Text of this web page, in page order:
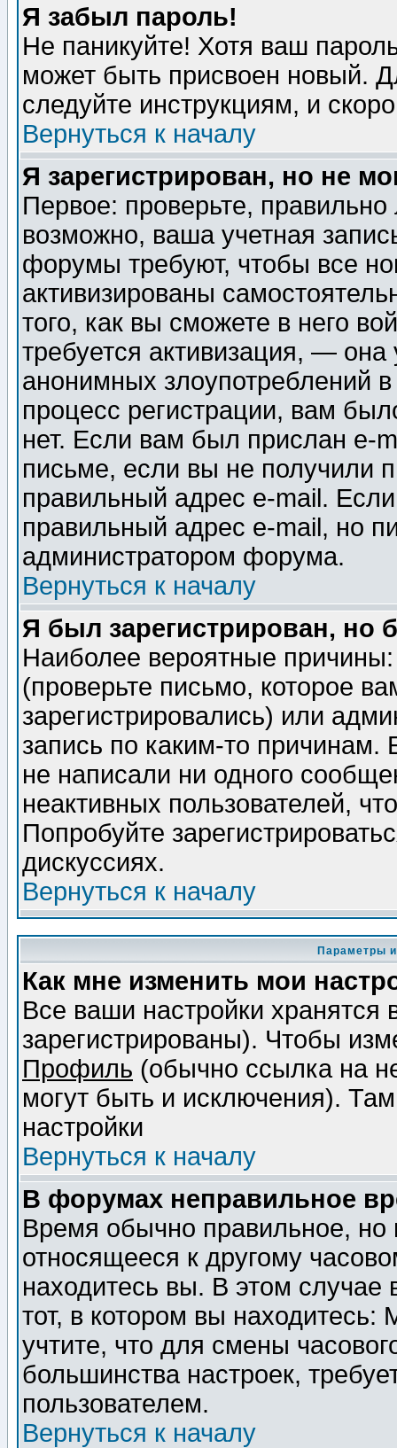
Я забыл пароль!
Не паникуйте! Хотя ваш
может быть присвоен новый.
следуйте инструкциям, и
Вернуться к началу
Я зарегистрирован, но не
Первое: проверьте,
возможно, ваша учетная
форумы требуют, чтобы все
активизированы
того, как вы сможете в него
требуется активизация, —
анонимных злоупотреблений
процесс регистрации, вам
нет. Если вам был прислан e-
письме, если вы не получили
правильный адрес e-mail.
правильный адрес e-mail, но
администратором форума.
Вернуться к началу
Я был зарегистрирован, но
Наиболее вероятные
(проверьте письмо, которое
зарегистрировались) или
запись по каким-то
не написали ни одного
неактивных пользователей,
Попробуйте
дискуссиях.
Вернуться к началу
Параметры
Как мне изменить мои
Все ваши настройки
зарегистрированы). Чтобы
Профиль (обычно ссылка на
могут быть и исключения).
настройки
Вернуться к началу
В форумах неправильное
Время обычно правильное,
относящееся к другому
находитесь вы. В этом
тот, в котором вы
учтите, что для смены
большинства настроек,
пользователем.
Вернуться к началу